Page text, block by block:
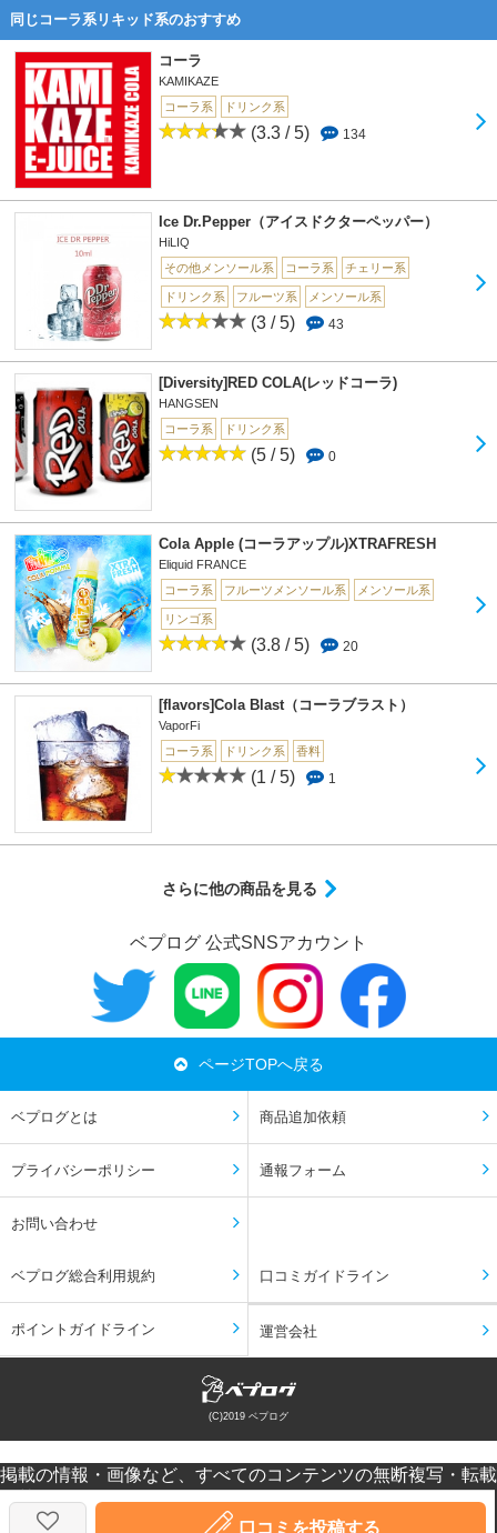
同じコーラ系リキッド系のおすすめ
コーラ
KAMIKAZE
コーラ系
ドリンク系
(3.3 / 5) 134
Ice Dr.Pepper（アイスドクターペッパー）
HiLIQ
その他メンソール系
コーラ系 チェリー系
ドリンク系 フルーツ系 メンソール系
(3 / 5) 43
[Diversity]RED COLA(レッドコーラ)
HANGSEN
コーラ系
ドリンク系
(5 / 5) 0
Cola Apple (コーラアップル)XTRAFRESH
Eliquid FRANCE
コーラ系
フルーツメンソール系 メンソール系
リンゴ系
(3.8 / 5) 20
[flavors]Cola Blast（コーラブラスト）
VaporFi
コーラ系
ドリンク系 香料
(1 / 5) 1
さらに他の商品を見る
口コミを投稿する
ベプログ 公式SNSアカウント
ページTOPへ戻る
ベプログとは 商品追加依頼
プライバシーポリシー 通報フォーム
お問い合わせ
ベプログ総合利用規約 口コミガイドライン
ポイントガイドライン 運営会社
(C)2019 ベプログ
掲載の情報・画像など、すべてのコンテンツの無断複写・転載
を禁じます。
口コミなどの投稿はあくまで投稿者の感想です。個人差があり